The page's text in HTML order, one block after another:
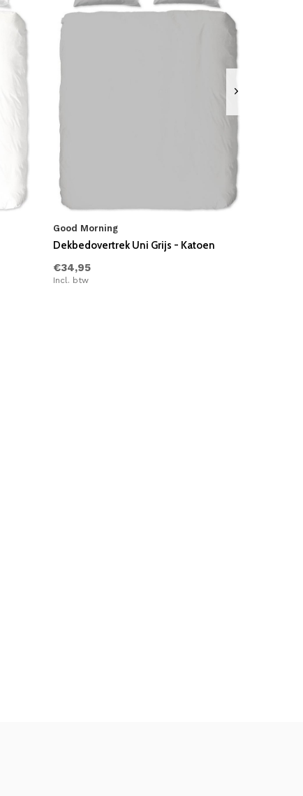
Good Morning
Dekbedovertrek Uni Grijs - Katoen
€34,95
Incl. btw